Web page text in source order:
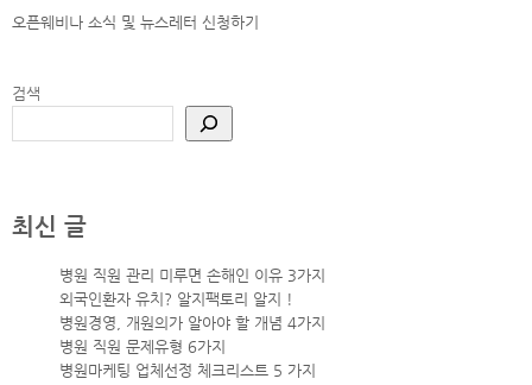
오픈웨비나 소식 및 뉴스레터 신청하기
검색
최신 글
병원 직원 관리 미루면 손해인 이유 3가지
외국인환자 유치? 알지팩토리 알지 !
병원경영, 개원의가 알아야 할 개념 4가지
병원 직원 문제유형 6가지
병원마케팅 업체선정 체크리스트 5 가지